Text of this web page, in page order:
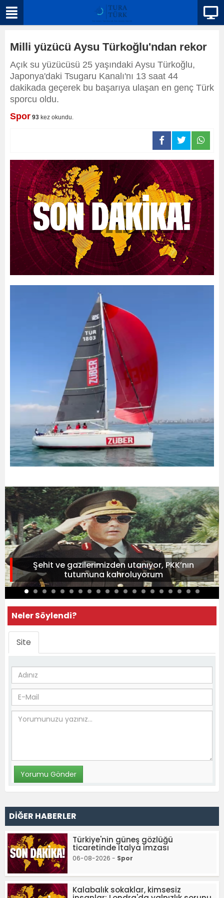
Milli yüzücü Aysu Türkoğlu'ndan rekor
Açık su yüzücüsü 25 yaşındaki Aysu Türkoğlu,
Japonya'daki Tsugaru Kanalı'nı 13 saat 44
dakikada geçerek bu başarıya ulaşan en genç Türk
sporcu oldu.
Spor 93 kez okundu.
Şehit ve gazilerimizden utanıyor, PKK’nın
tutumuna kahroluyorum
Neler Söylendi?
Site
DİĞER HABERLER
Türkiye'nin güneş gözlüğü
ticaretinde İtalya imzası
06-08-2026 - Spor
Kalabalık sokaklar, kimsesiz